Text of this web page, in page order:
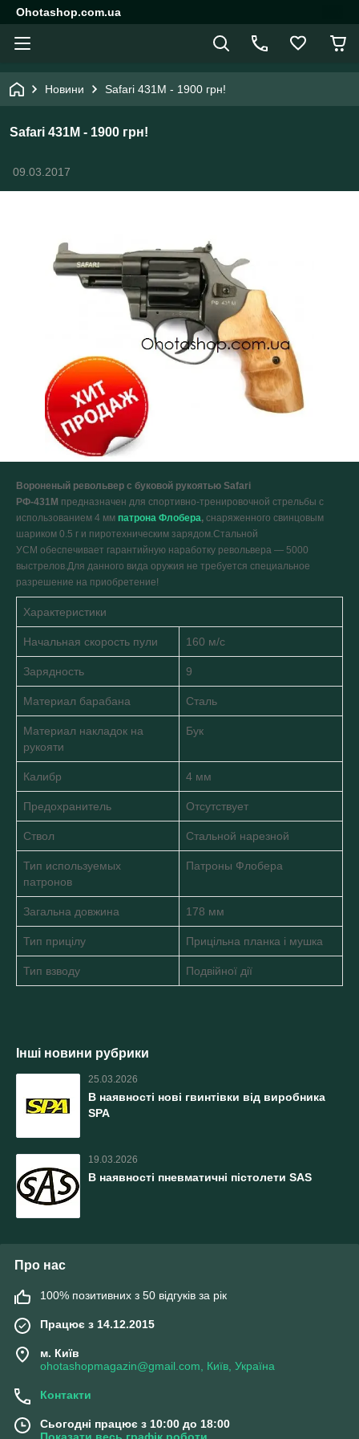
Ohotashop.com.ua
Новини Safari 431M - 1900 грн!
Safari 431M - 1900 грн!
09.03.2017
Вороненый револьвер с буковой рукоятью Safari
РФ-431М предназначен для спортивно-тренировочной стрельбы с
использованием 4 мм патрона Флобера, снаряженного свинцовым
шариком 0.5 г и пиротехническим зарядом.Стальной
УСМ обеспечивает гарантийную наработку револьвера — 5000
выстрелов.Для данного вида оружия не требуется специальное
разрешение на приобретение!
Характеристики
Начальная скорость пули 160 м/с
Зарядность 9
Материал барабана Сталь
Материал накладок на
рукояти
Бук
Калибр 4 мм
Предохранитель Отсутствует
Ствол Стальной нарезной
Тип используемых
патронов
Патроны Флобера
Загальна довжина 178 мм
Тип прицілу Прицільна планка і мушка
Тип взводу Подвійної дії
Інші новини рубрики
25.03.2026
В наявності нові гвинтівки від виробника
SPA
19.03.2026
В наявності пневматичні пістолети SAS
Про нас
100% позитивних з 50 відгуків за рік
Працює з 14.12.2015
м. Київ
ohotashopmagazin@gmail.com, Київ, Україна
Контакти
Сьогодні працює з 10:00 до 18:00